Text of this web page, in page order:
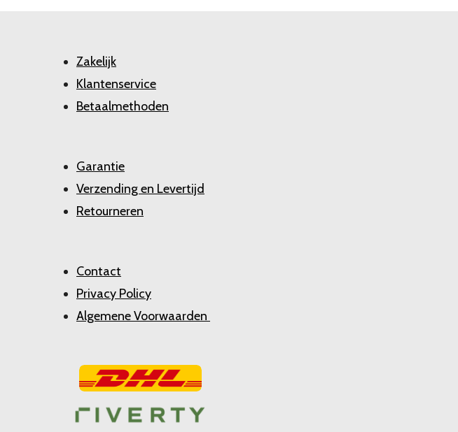
Zakelijk
Klantenservice
Betaalmethoden
Garantie
Verzending en Levertijd
Retourneren
Contact
Privacy Policy
Algemene Voorwaarden